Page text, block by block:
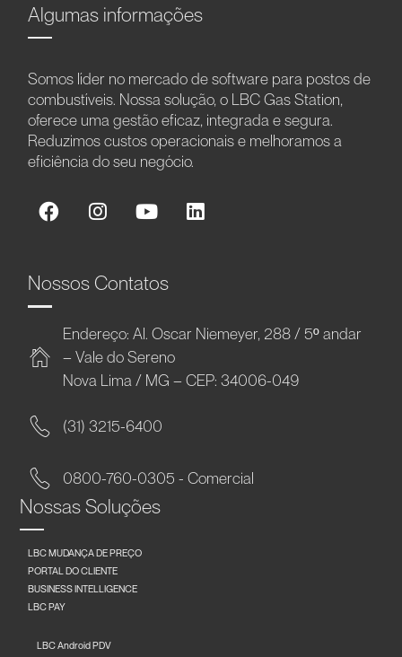
Algumas informações
Somos líder no mercado de software para postos de
combustíveis. Nossa solução, o LBC Gas Station,
oferece uma gestão eficaz, integrada e segura.
Reduzimos custos operacionais e melhoramos a
eficiência do seu negócio.
Nossos Contatos
Endereço: Al. Oscar Niemeyer, 288 / 5º andar
– Vale do Sereno
Nova Lima / MG – CEP: 34006-049
(31) 3215-6400
0800-760-0305 - Comercial
Nossas Soluções
LBC MUDANÇA DE PREÇO
PORTAL DO CLIENTE
BUSINESS INTELLIGENCE
LBC PAY
LBC Android PDV